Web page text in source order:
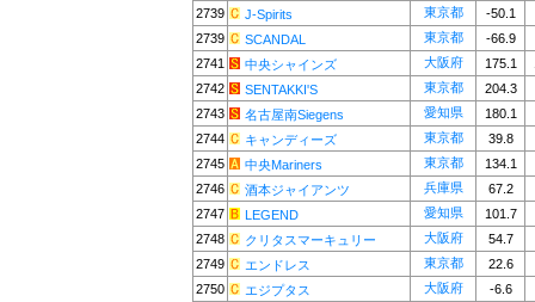
2739
J-Spirits 東京都
-50.1
2739
SCANDAL 東京都
-66.9
2741
中央シャインズ 大阪府 175.1
2742
SENTAKKI'S 東京都
204.3
2743
名古屋南Siegens 愛知県
180.1
2744
キャンディーズ 東京都
39.8
2745
中央Mariners 東京都
134.1
2746
酒本ジャイアンツ 兵庫県
67.2
2747
LEGEND 愛知県
101.7
2748
クリタスマーキュリー 大阪府
54.7
2749
エンドレス 東京都
22.6
2750
エジプタス 大阪府
-6.6